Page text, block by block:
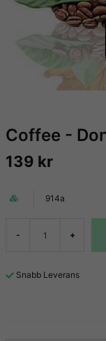
Coffee -
139 kr
914a
- +
Snabb Leverans